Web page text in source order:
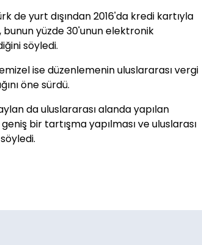
de yurt dışından 2016'da kredi kartıyla
bunun yüzde 30'unun elektronik
söyledi.
ise düzenlemenin uluslararası vergi
öne sürdü.
da uluslararası alanda yapılan
bir tartışma yapılması ve uluslarası